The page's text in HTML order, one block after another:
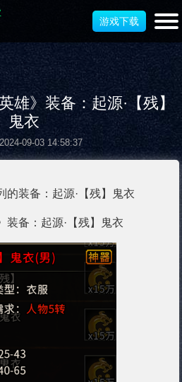
游戏下载
雄》装备：起源·【残】
鬼衣
09-03 14:58:37
的装备：起源·【残】鬼衣
装备：起源·【残】鬼衣